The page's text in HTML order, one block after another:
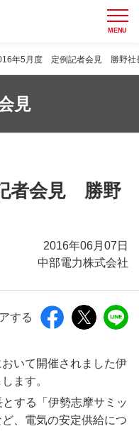
MENU
年5月度 定例記者会見 勝野社
見
者会見 勝野
2016年06月07日
中部電力株式会社
する
いて開催されました伊
ます。
する「伊勢志摩サミッ
、電気の安定供給につ